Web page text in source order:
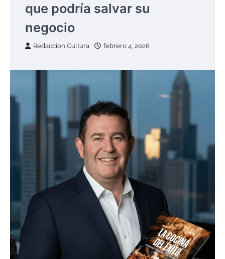
que podría salvar su
negocio
Redaccion Cultura febrero 4, 2026